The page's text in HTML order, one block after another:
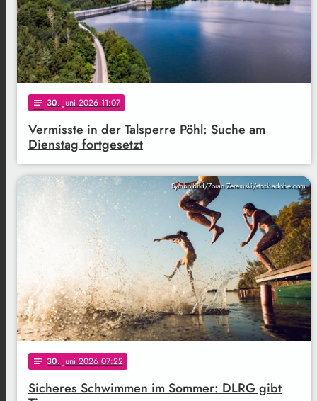
notes 30. Juni 2026 11:07
Vermisste in der Talsperre Pöhl: Suche am
Dienstag fortgesetzt
Symbolbild/Zoran Zeremski/stock.adobe.com
notes 30. Juni 2026 07:22
Sicheres Schwimmen im Sommer: DLRG gibt